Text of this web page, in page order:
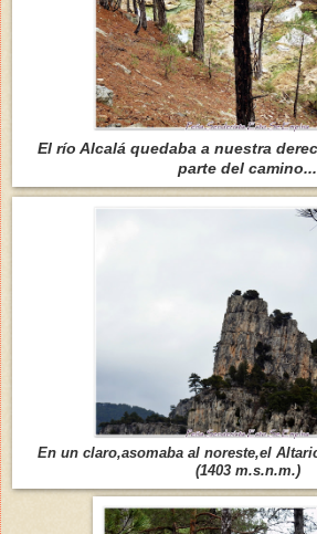
El río Alcalá quedaba a nuestra
parte del camino...
En un claro,asomaba al noreste,el
(1403 m.s.n.m.)